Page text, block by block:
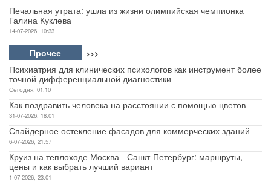
Печальная утрата: ушла из жизни олимпийская чемпионка
Галина Куклева
14-07-2026, 10:33
Прочее >>>
Психиатрия для клинических психологов как инструмент более
точной дифференциальной диагностики
Сегодня, 01:10
Как поздравить человека на расстоянии с помощью цветов
31-07-2026, 18:01
Спайдерное остекление фасадов для коммерческих зданий
6-07-2026, 21:57
Круиз на теплоходе Москва - Санкт-Петербург: маршруты,
цены и как выбрать лучший вариант
1-07-2026, 23:01